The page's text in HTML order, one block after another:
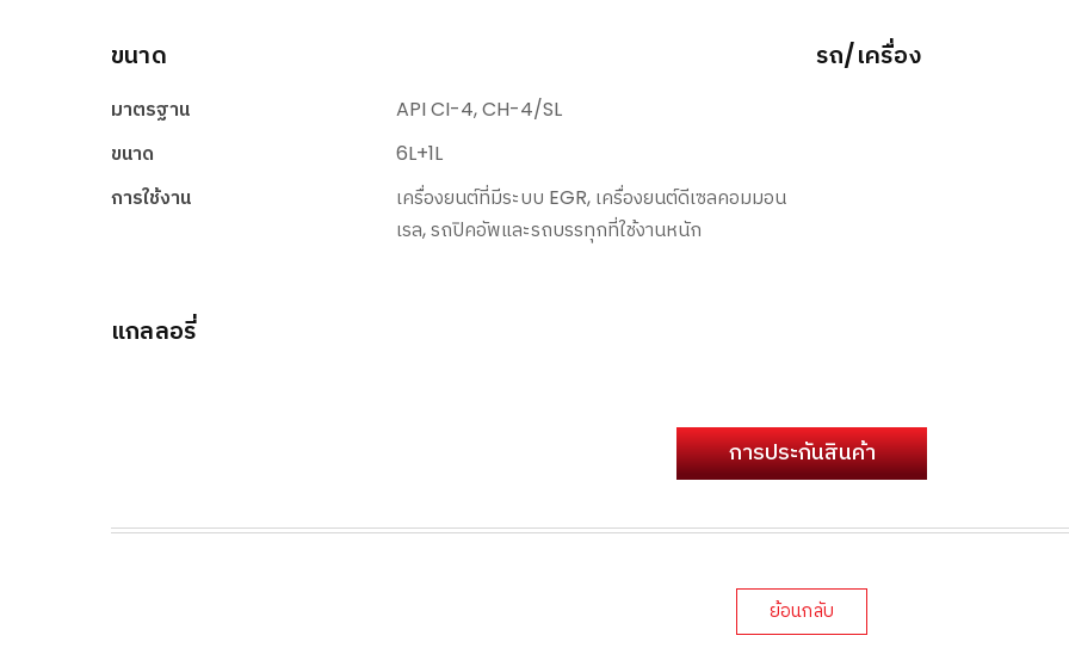
ขนาด
มาตรฐาน
API CI-4, CH-4/SL
ขนาด
6L+1L
การใช้งาน
เครื่องยนต์ที่มีระบบ EGR, เครื่องยนต์ดีเซลคอมมอน
เรล, รถปิคอัพและรถบรรทุกที่ใช้งานหนัก
รถ/เครื่อง
แกลลอรี่
การประกันสินค้า
ย้อนกลับ